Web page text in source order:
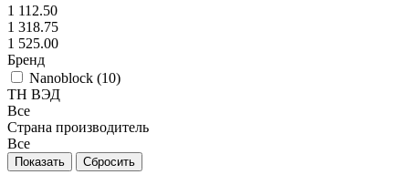
1 112.50
1 318.75
1 525.00
Бренд
Nanoblock (10)
ТН ВЭД
Все
Страна производитель
Все